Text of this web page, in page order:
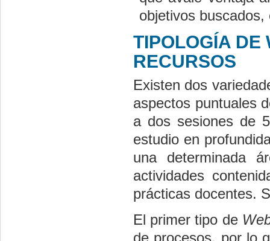
objetivos
TIPOLOGÍA DE
RECURSOS
Existen dos
aspectos puntuales
a dos sesiones de
estudio en
una determinada
actividades
prácticas docentes.
El primer tipo de